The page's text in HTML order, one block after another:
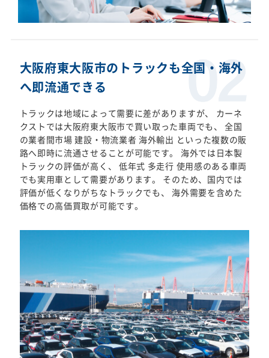
大阪府東大阪市のトラックも全国・海外
へ即流通できる
トラックは地域によって需要に差がありますが、 カーネ
クストでは大阪府東大阪市で買い取った車両でも、 全国
の業者間市場 建設・物流業者 海外輸出 といった複数の販
路へ即時に流通させることが可能です。 海外では日本製
トラックの評価が高く、 低年式 多走行 使用感のある車両
でも実用車として需要があります。 そのため、国内では
評価が低くなりがちなトラックでも、 海外需要を含めた
価格での高価買取が可能です。